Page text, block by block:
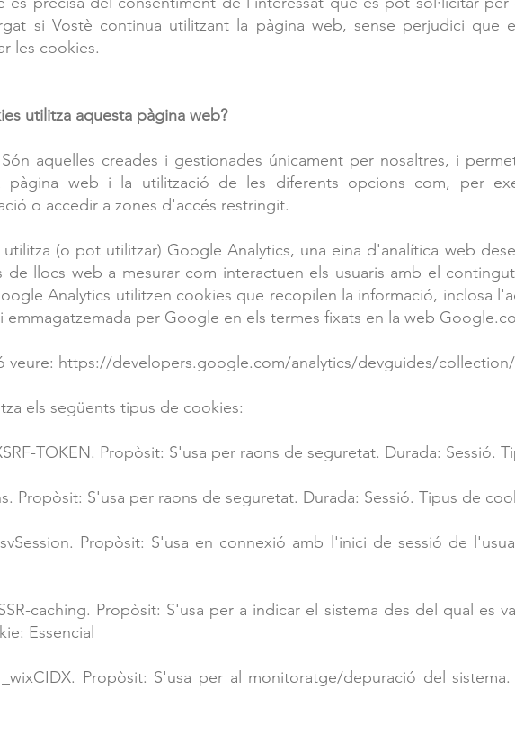
si Vostè continua utilitzant la pàgina web, sense perjudici que
les cookies.
utilitza aquesta pàgina web?
aquelles creades i gestionades únicament per nosaltres, i
pàgina web i la utilització de les diferents opcions com, per
o accedir a zones d'accés restringit.
(o pot utilitzar) Google Analytics, una eina d'analítica web
de llocs web a mesurar com interactuen els usuaris amb el
Analytics utilitzen cookies que recopilen la informació, inclosa
emmagatzemada per Google en els termes fixats en la web
veure: https://developers.google.com/analytics/devguides/
els següents tipus de cookies:
TOKEN. Propòsit: S'usa per raons de seguretat. Durada: Sessió.
Propòsit: S'usa per raons de seguretat. Durada: Sessió. Tipus de
Propòsit: S'usa en connexió amb l'inici de sessió de
caching. Propòsit: S'usa per a indicar el sistema des del qual es
Essencial
Propòsit: S'usa per al monitoratge/depuració del